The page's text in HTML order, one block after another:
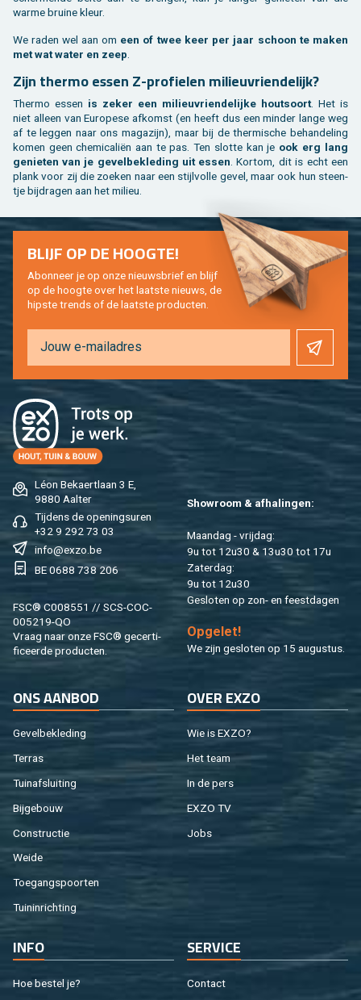
warme brui­ne kleur.
We raden wel aan om een of twee keer per jaar schoon te maken
met wat water en zeep
Zijn ther­mo essen Z-pro­fie­len mi­li­eu­vrien­de­lijk?
Ther­mo essen is zeker een mi­li­eu­vrien­de­lij­ke hout­soort. Het is
niet al­leen van Eu­ro­pe­se af­komst (en heeft dus een min­der lange weg
af te leg­gen naar ons ma­ga­zijn), maar bij de ther­mi­sche be­han­de­ling
komen geen che­mi­ca­liën aan te pas. Ten slot­te kan je ook erg lang
ge­nie­ten van je ge­vel­be­kle­ding uit essen . Kort­om, dit is echt een
plank voor zij die zoe­ken naar een stijl­vol­le gevel, maar ook hun steen­
tje bij­dra­gen aan het mi­li­eu.
Léon Be­kaert­laan 3 E,
9880 Aal­ter
Tij­dens de ope­nings­uren
+32 9 292 73 03
info@​exzo.​be
BE 0688 738 206
FSC® C008551 // SCS-COC-
005219-QO
Vraag naar onze FSC® ge­cer­ti­
fi­ceer­de pro­duc­ten.
Show­room & af­ha­lin­gen:
Maan­dag - vrij­dag:
9u tot 12u30 & 13u30 tot 17u
Za­ter­dag:
9u tot 12u30
Ge­slo­ten op zon- en feest­da­gen
Op­ge­let!
We zijn ge­slo­ten op 15 au­gus­tus.
BLIJF OP DE HOOG­TE!
Abon­neer je op onze nieuws­brief en blijf
op de hoog­te over het laat­ste nieuws, de
hip­s­te trends of de laat­ste pro­duc­ten.
ONS AAN­BOD
Ge­vel­be­kle­ding
Ter­ras
Tuin­af­slui­ting
Bij­ge­bouw
Con­struc­tie
Weide
Toe­gangs­poor­ten
Tuin­in­rich­ting
OVER EXZO
Wie is EXZO?
Het team
In de pers
EXZO TV
Jobs
INFO
Hoe be­stel je?
SER­VI­CE
Con­tact